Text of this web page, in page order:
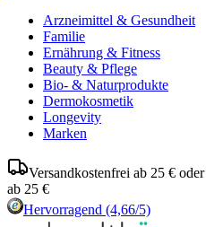
Arzneimittel & Gesundheit
Familie
Ernährung & Fitness
Beauty & Pflege
Bio- & Naturprodukte
Dermokosmetik
Longevity
Marken
Versandkostenfrei ab 25 €
ab 25 €
Hervorragend (4,66/5)